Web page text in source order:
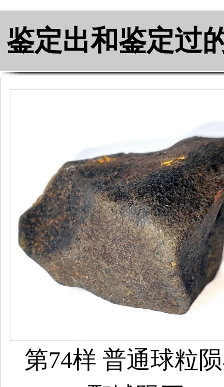
鉴定出和鉴定过
第74样 普通球粒